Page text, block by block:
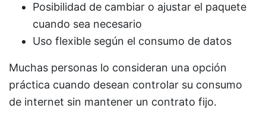
Posibilidad de cambiar o ajustar el paquete
cuando sea necesario
Uso flexible según el consumo de datos
Muchas personas lo consideran una opción
práctica cuando desean controlar su consumo
de internet sin mantener un contrato fijo.